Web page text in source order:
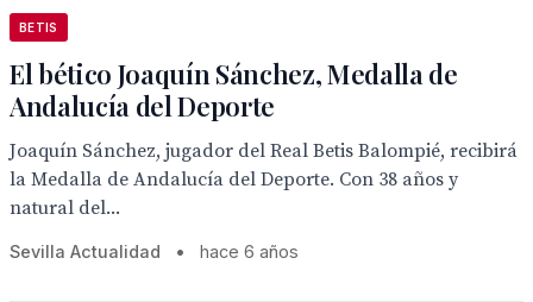
BETIS
El bético Joaquín Sánchez, Medalla de
Andalucía del Deporte
Joaquín Sánchez, jugador del Real Betis Balompié, recibirá
la Medalla de Andalucía del Deporte. Con 38 años y
natural del...
Sevilla Actualidad • hace 6 años